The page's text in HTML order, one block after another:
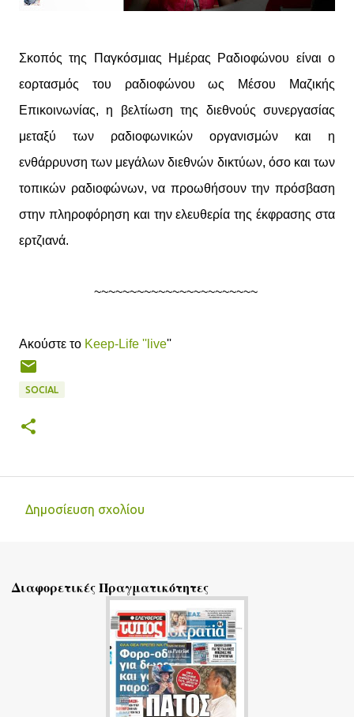
Σκοπός της Παγκόσμιας Ημέρας Ραδιοφώνου είναι ο
εορτασμός του ραδιοφώνου ως Μέσου Μαζικής
Επικοινωνίας, η βελτίωση της διεθνούς συνεργασίας
μεταξύ των ραδιοφωνικών οργανισμών και η
ενθάρρυνση των μεγάλων διεθνών δικτύων, όσο και των
τοπικών ραδιοφώνων, να προωθήσουν την πρόσβαση
στην πληροφόρηση και την ελευθερία της έκφρασης στα
ερτζιανά.
~~~~~~~~~~~~~~~~~~~~~~~
Ακούστε το Keep-Life ''live''
SOCIAL
λ
Δημοσίευση σχολίου
Διαφορετικές Πραγματικότητες